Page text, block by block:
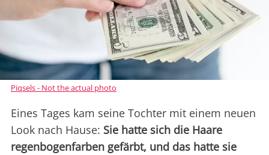
Piqsels - Not the actual photo
Eines Tages kam seine Tochter mit einem neuen
Look nach Hause: Sie hatte sich die Haare
regenbogenfarben gefärbt, und das hatte sie